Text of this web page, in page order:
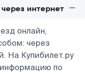
интернет
онлайн,
через
На Купибилет.ру
по